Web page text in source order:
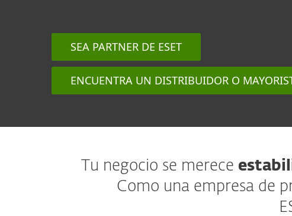
SEA PARTNER DE ESET
ENCUENTRA UN DISTRIBUIDOR O
Tu negocio se merece
Como una empresa de